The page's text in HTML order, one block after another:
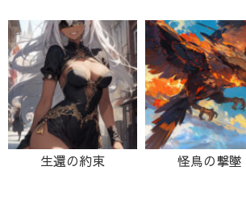
生還の約束 怪鳥の撃墜